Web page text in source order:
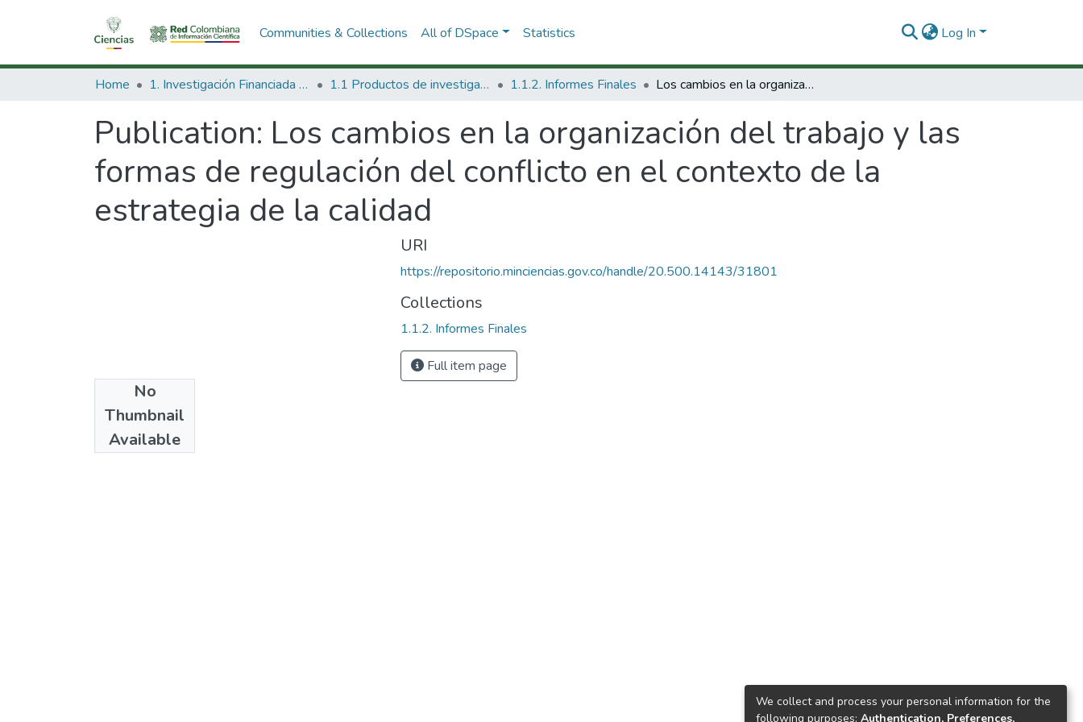
Communities & Collections All of DSpace Statistics Log In
Home 1. Investigación Financiada con Recursos Públicos 1.1 Productos de investigación 1.1.2. Informes Finales Los cambios en la organización del trabajo y las formas de regulación del conflicto en el contexto de la estrategia de la calidad
Publication: Los cambios en la organización del trabajo y las
formas de regulación del conflicto en el contexto de la
estrategia de la calidad
No
Thumbnail
Available
21
URI
https://repositorio.minciencias.gov.co/handle/20.500.14143/31801
Collections
1.1.2. Informes Finales
Full item page
We collect and process your personal information for the
following purposes: Authentication, Preferences,